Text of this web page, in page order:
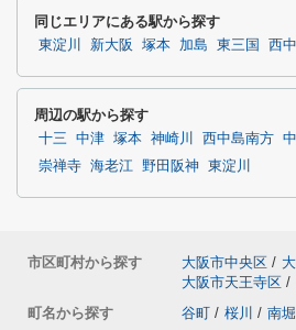
同じエリアにある駅から探す
東淀川 新大阪 塚本 加島 東三国 西
周辺の駅から探す
十三 中津 塚本 神崎川 西中島南方
崇禅寺 海老江 野田阪神 東淀川
市区町村から探す 大阪市中央区 /
大阪市天王寺区 /
町名から探す
谷町 / 桜川 / 南